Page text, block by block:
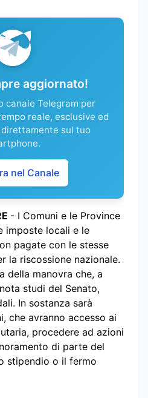
aggiornato!
canale Telegram per
reale, esclusive ed
sul tuo
nel Canale
- I Comuni e le Province
imposte locali e le
pagate con le stesse
la riscossione nazionale.
della manovra che, a
studi del Senato,
In sostanza sarà
che avranno accesso ai
procedere ad azioni
di parte del
stipendio o il fermo